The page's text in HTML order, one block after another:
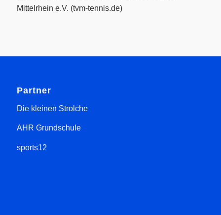
Mittelrhein e.V. (tvm-tennis.de)
Partner
Die kleinen Strolche
AHR Grundschule
sports12